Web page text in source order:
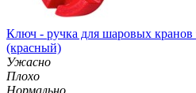
Ключ - ручка для шаровых кранов
(красный)
Ужасно
Плохо
Нормально